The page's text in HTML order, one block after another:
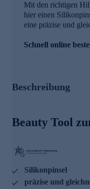
Mit den richtigen
hier einen
eine präzise und
Schnell online
Beschreibung
Beauty Tool
Silikonpinsel
präzise und